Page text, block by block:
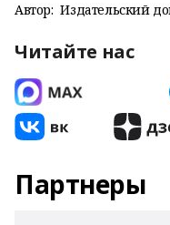
Автор: Издательский
Читайте нас
Партнеры